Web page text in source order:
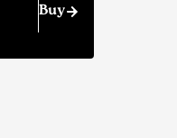
Buy